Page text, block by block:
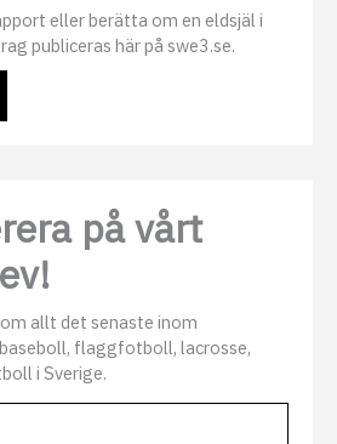
eller berätta om en eldsjäl i
publiceras här på swe3.se.
på vårt
allt det senaste inom
flaggfotboll, lacrosse,
i Sverige.